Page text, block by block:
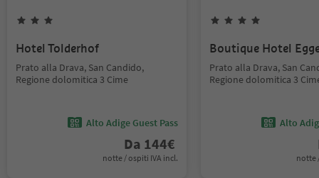
Hotel Tolderhof
Prato alla Drava, San Candido,
Regione dolomitica 3 Cime
Alto Adige Guest Pass
Da 144€
notte / ospiti IVA incl.
Boutique Hotel
Prato alla Drava, San
Regione dolomitica 3
Alto
notte